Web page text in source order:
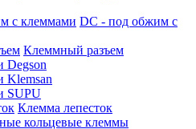
DC - под обжим с
Клеммный разъем
Degson
Klemsan
SUPU
Клемма лепесток